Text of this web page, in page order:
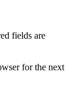
fields are
for the next